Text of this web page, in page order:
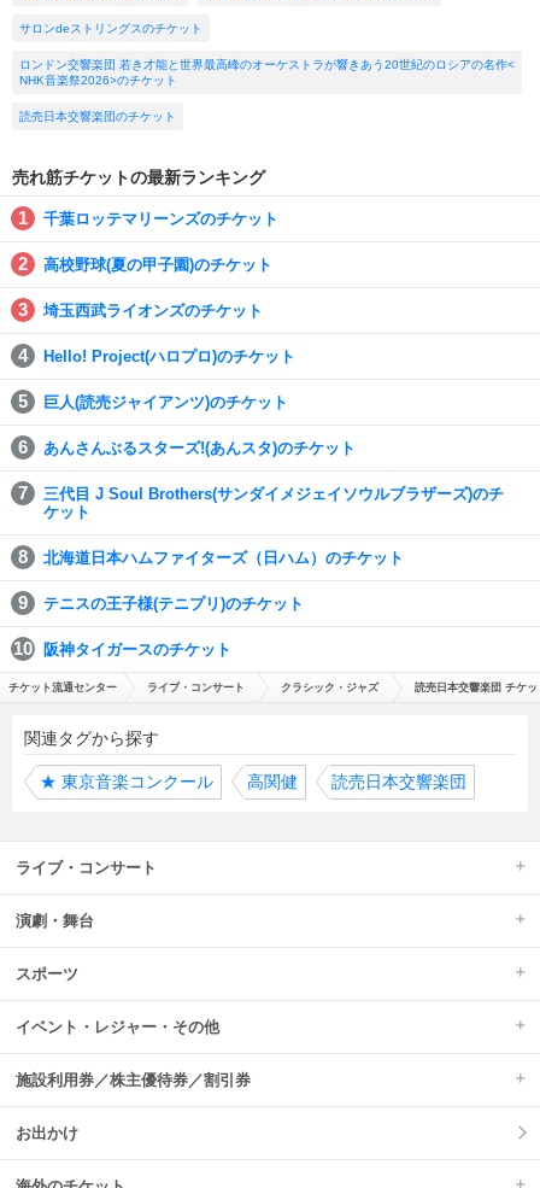
サロンdeストリングスのチケット
ロンドン交響楽団 若き才能と世界最高峰のオーケストラが響きあう20世紀のロシアの名作<
NHK音楽祭2026>のチケット
読売日本交響楽団のチケット
売れ筋チケットの最新ランキング
千葉ロッテマリーンズのチケット
高校野球(夏の甲子園)のチケット
埼玉西武ライオンズのチケット
Hello! Project(ハロプロ)のチケット
巨人(読売ジャイアンツ)のチケット
あんさんぶるスターズ!(あんスタ)のチケット
三代目 J Soul Brothers(サンダイメジェイソウルブラザーズ)のチ
ケット
北海道日本ハムファイターズ（日ハム）のチケット
テニスの王子様(テニプリ)のチケット
阪神タイガースのチケット
チケット流通センター ライブ・コンサート クラシック・ジャズ 読売日本交響楽団 チケッ
関連タグから探す
★ 東京音楽コンクール 高関健 読売日本交響楽団
ライブ・コンサート
演劇・舞台
スポーツ
イベント・レジャー・その他
施設利用券／株主優待券／割引券
お出かけ